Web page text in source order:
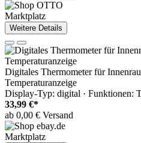
Marktplatz
Weitere Details
Digitales Thermometer für
Temperaturanzeige
Display-Typ: digital · Funktionen:
33,99 €*
ab 0,00 € Versand
Marktplatz